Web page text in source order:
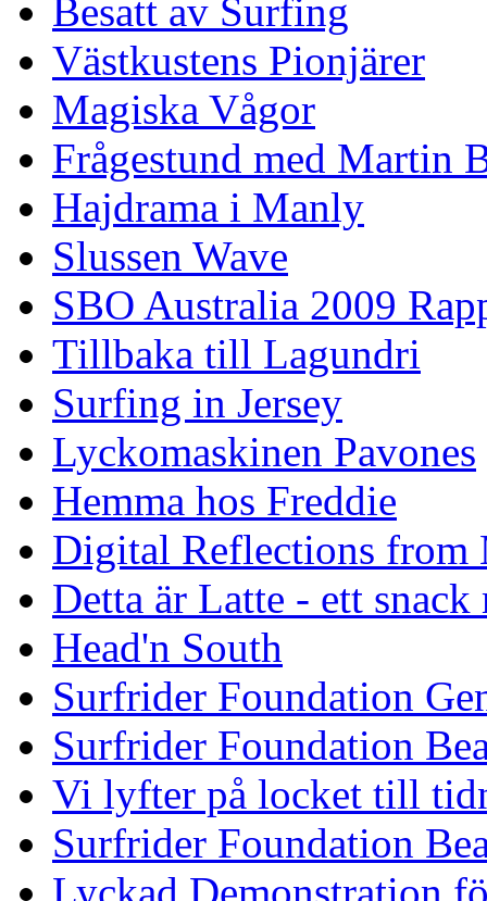
Besatt av Surfing
Västkustens Pionjärer
Magiska Vågor
Frågestund med Martin
Hajdrama i Manly
Slussen Wave
SBO Australia 2009
Tillbaka till Lagundri
Surfing in Jersey
Lyckomaskinen Pavones
Hemma hos Freddie
Digital Reflections from
Detta är Latte - ett
Head'n South
Surfrider Foundation
Surfrider Foundation
Vi lyfter på locket till
Surfrider Foundation
Lyckad Demonstration